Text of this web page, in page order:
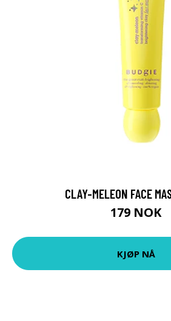
CLAY-MELEON FACE
179 NOK
KJØP NÅ